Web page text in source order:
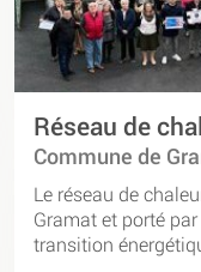
Réseau de
Commune de
Le réseau de
Gramat et porté
transition